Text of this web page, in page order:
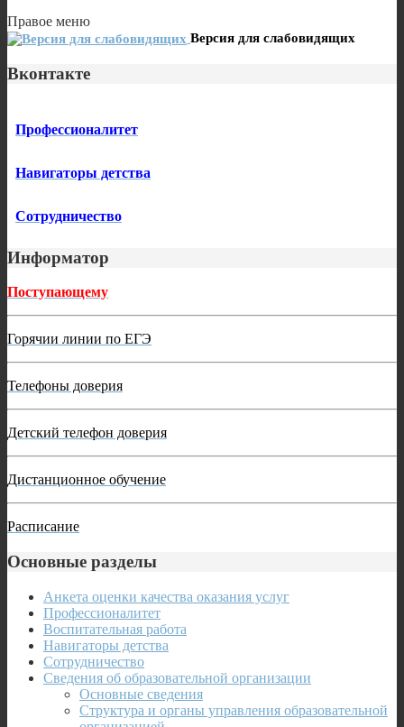
Правое меню
Версия для слабовидящих
Вконтакте
Профессионалитет
Навигаторы детства
Сотрудничество
Информатор
Поступающему
Горячии линии по ЕГЭ
Телефоны доверия
Детский телефон доверия
Дистанционное обучение
Расписание
Основные разделы
Анкета оценки качества оказания услуг
Профессионалитет
Воспитательная работа
Навигаторы детства
Сотрудничество
Сведения об образовательной организации
Основные сведения
Структура и органы управления образовательной